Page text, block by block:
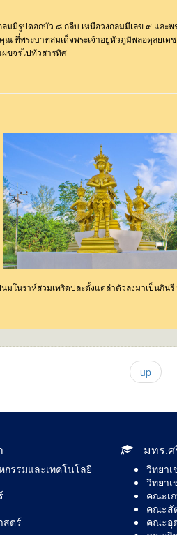
รูปดอกบัว ๘ กลีบ เหนือวงกลมมีเลข ๙ และ
ที่พระบาทสมเด็จพระเจ้าอยู่หัวภูมิพลอดุลยเ
ขจรไปทั่วสารทิศ
นราห์สวมเทริดปละตั้งแต่ลำตัวลงมาเป็นกิน
up
รรมและเทคโนโลยี
สตร์
มทร.
วิทยา
วิทยา
คณะเ
คณะสั
คณะอุ